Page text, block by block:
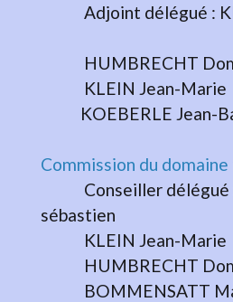
Adjoint délégué :
HUMBRECHT
KLEIN Jean-Marie
KOEBERLE Jean-
Commission du
Conseiller délégué :
sébastien
KLEIN Jean-Marie
HUMBRECHT
BOMMENSATT